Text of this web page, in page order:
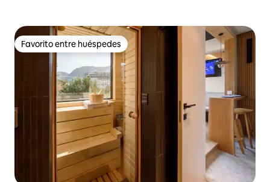
Favorito entre huéspedes
Favorito entre huéspedes